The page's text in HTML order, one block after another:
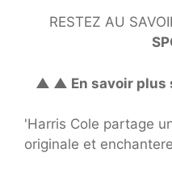
RESTEZ AU
▲ ▲ En savoir plus
'Harris Cole partage
originale et